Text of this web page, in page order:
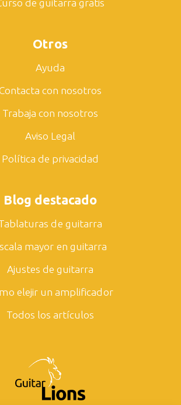
de guitarra gratis
Otros
Ayuda
con nosotros
Trabaja con nosotros
Aviso Legal
Política de privacidad
Blog destacado
de guitarra
mayor en guitarra
Ajustes de guitarra
elejir un amplificador
Todos los artículos